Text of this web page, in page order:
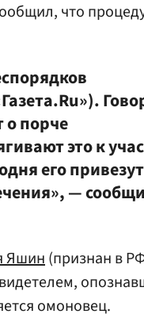
что
о порче
это к
его привезут
—
Яшин(признан в
омоновец.